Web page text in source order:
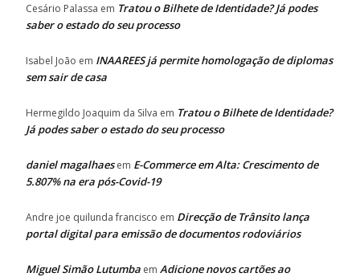
Cesário Palassa em Tratou o Bilhete de Identidade? Já podes
saber o estado do seu processo
Isabel João em INAAREES já permite homologação de diplomas
sem sair de casa
Hermegildo Joaquim da Silva em Tratou o Bilhete de Identidade?
Já podes saber o estado do seu processo
daniel magalhaesem E-Commerce em Alta: Crescimento de
5.807% na era pós-Covid-19
Andre joe quilunda francisco em Direcção de Trânsito lança
portal digital para emissão de documentos rodoviários
Miguel Simão Lutumba em Adicione novos cartões ao